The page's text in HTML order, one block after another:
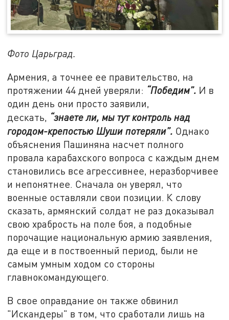
Фото Царьград.
Армения, а точнее ее правительство, на
протяжении 44 дней уверяли: “Победим”. И в
один день они просто заявили,
дескать, “знаете ли, мы тут контроль над
городом-крепостью Шуши потеряли”. Однако
объяснения Пашиняна насчет полного
провала карабахского вопроса с каждым днем
становились все агрессивнее, неразборчивее
и непонятнее. Сначала он уверял, что
военные оставляли свои позиции. К слову
сказать, армянский солдат не раз доказывал
свою храбрость на поле боя, а подобные
порочащие национальную армию заявления,
да еще и в поствоенный период, были не
самым умным ходом со стороны
главнокомандующего.
В свое оправдание он также обвинил
"Искандеры" в том, что сработали лишь на